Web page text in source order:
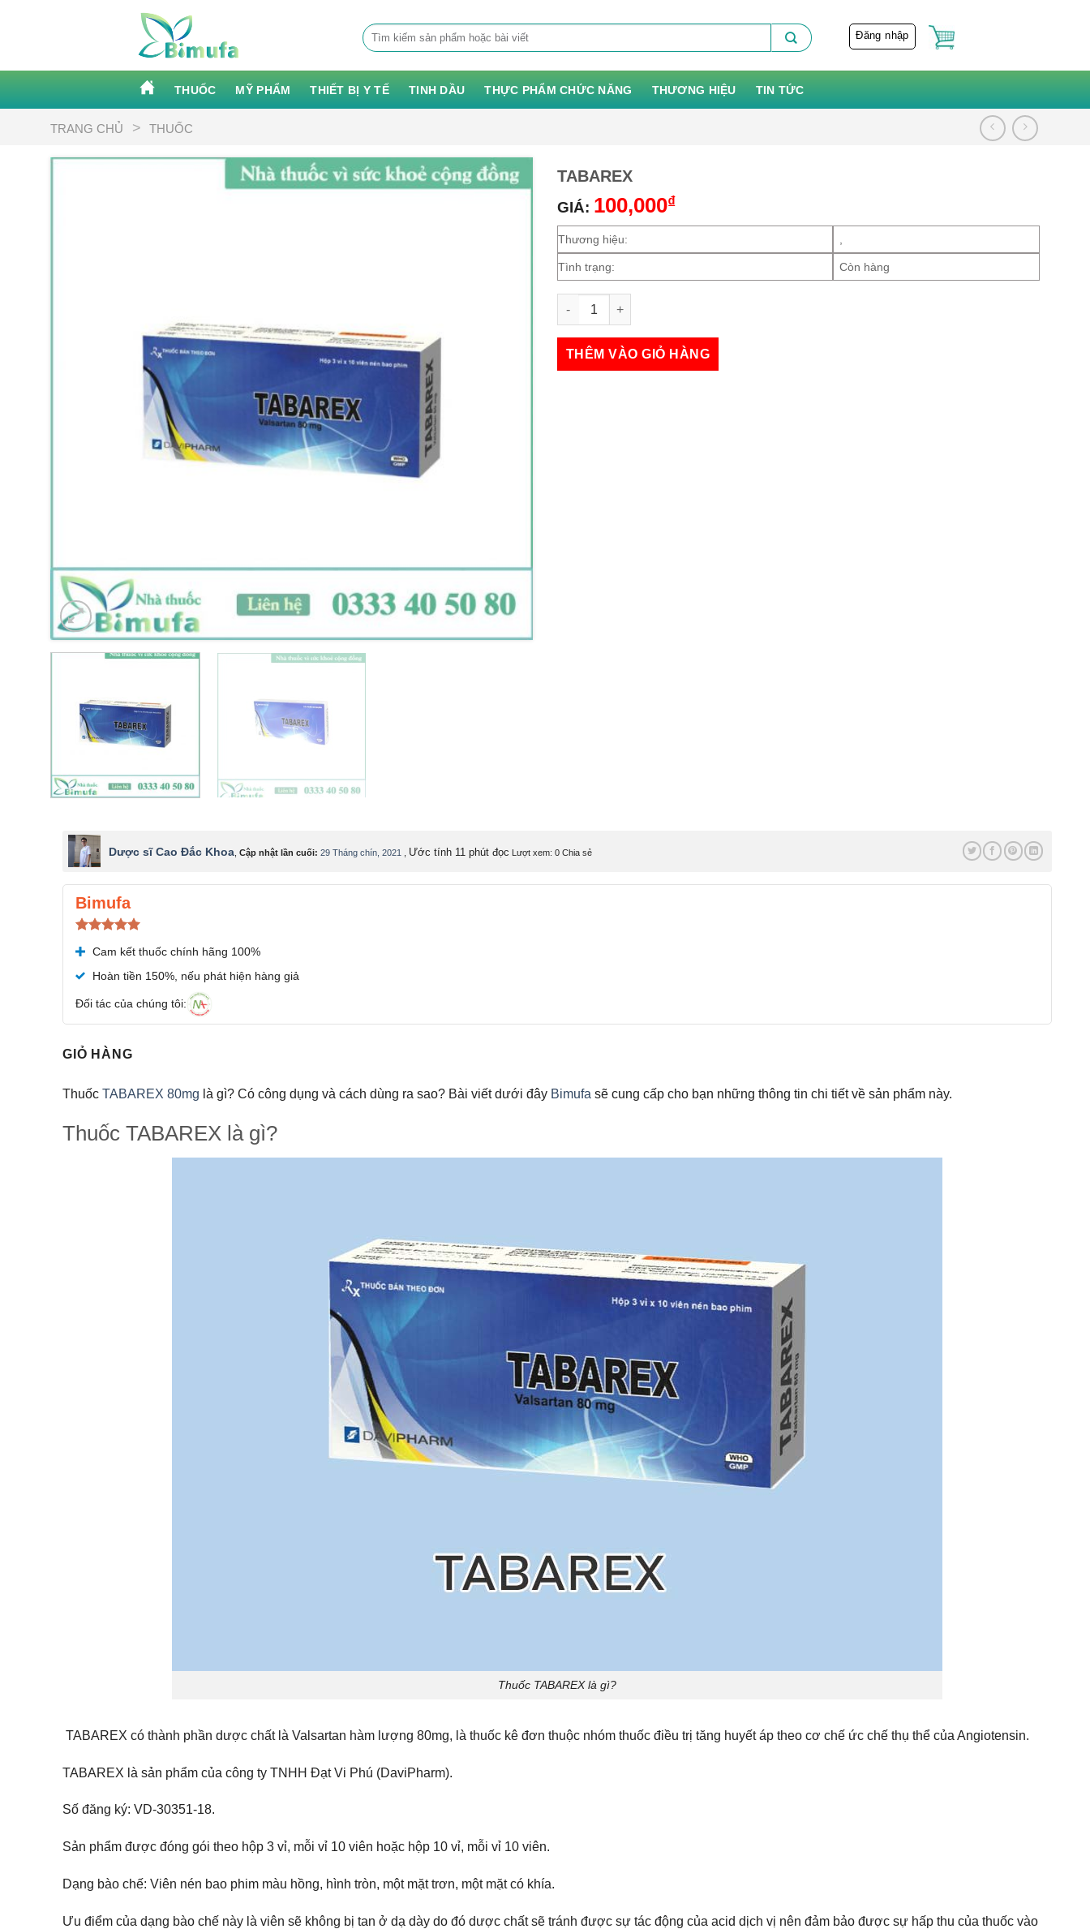
Tìm
kiếm:
Đăng nhập
THUỐC MỸ PHẨM THIẾT BỊ Y TẾ TINH DẦU THỰC PHẨM CHỨC NĂNG THƯƠNG HIỆU TIN TỨC
TRANG CHỦ > THUỐC
TABAREX
GIÁ: 100,000₫
Thương hiệu:
Tình trạng: Còn hàng
THÊM VÀO GIỎ HÀNG
Dược sĩ Cao Đắc Khoa, Cập nhật lần cuối: 29 Tháng chín, 2021 , Ước tính 11 phút đọc Lượt xem: 0 Chia sẻ
Bimufa
hạng5.00
5 sao
Cam kết thuốc chính hãng 100%
Hoàn tiền 150%, nếu phát hiện hàng giả
Đối tác của chúng tôi:
GIỎ HÀNG
Thuốc TABAREX 80mg là gì? Có công dụng và cách dùng ra sao? Bài viết dưới đây Bimufa sẽ cung cấp cho bạn những thông tin chi tiết về sản phẩm này.
Thuốc TABAREX là gì?
Thuốc TABAREX là gì?
TABAREX có thành phần dược chất là Valsartan hàm lượng 80mg, là thuốc kê đơn thuộc nhóm thuốc điều trị tăng huyết áp theo cơ chế ức chế thụ thể của Angiotensin.
TABAREX là sản phẩm của công ty TNHH Đạt Vi Phú (DaviPharm).
Số đăng ký: VD-30351-18.
Sản phẩm được đóng gói theo hộp 3 vỉ, mỗi vỉ 10 viên hoặc hộp 10 vỉ, mỗi vỉ 10 viên.
Dạng bào chế: Viên nén bao phim màu hồng, hình tròn, một mặt trơn, một mặt có khía.
Ưu điểm của dạng bào chế này là viên sẽ không bị tan ở dạ dày do đó dược chất sẽ tránh được sự tác động của acid dịch vị nên đảm bảo được sự hấp thu của thuốc vào